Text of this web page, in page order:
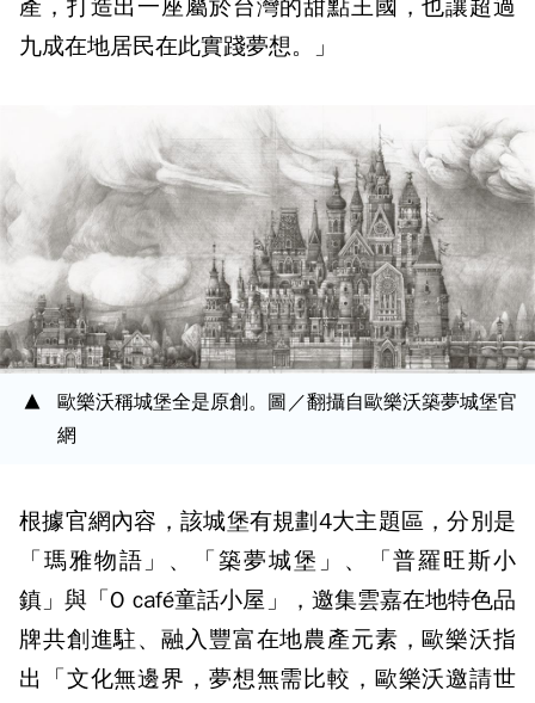
產，打造出一座屬於台灣的甜點王國，也讓超過
九成在地居民在此實踐夢想。」
歐樂沃稱城堡全是原創。圖／翻攝自歐樂沃築夢城堡官
網
根據官網內容，該城堡有規劃4大主題區，分別是
「瑪雅物語」、「築夢城堡」、「普羅旺斯小
鎮」與「O café童話小屋」，邀集雲嘉在地特色品
牌共創進駐、融入豐富在地農產元素，歐樂沃指
出「文化無邊界，夢想無需比較，歐樂沃邀請世